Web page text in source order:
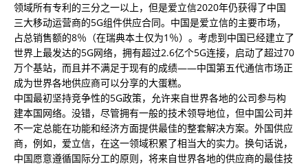
领域所有专利的三分之一以上，但是爱立信2020年仍获得了中国
三大移动运营商的5G组件供应合同。中国是爱立信的主要市场，
占总销售额的8％（在瑞典本土仅为1％）。考虑到中国已经建立了
世界上最发达的5G网络，拥有超过2.6亿个5G连接，启动了超过70
万个基站，而且并不满足于现有的成绩——中国第五代通信市场正
成为世界各地供应商可以分享的大蛋糕。
中国最初坚持竞争性的5G政策，允许来自世界各地的公司参与构
建本国网络。没错，尽管拥有一般的技术领导地位，但中国公司并
不一定总能在功能和经济方面提供最佳的整套解决方案。外国供应
商，例如，爱立信，在这一领域积累了相当大的实力。换句话说，
中国愿意遵循国际分工的原则，将来自世界各地的供应商的最佳技